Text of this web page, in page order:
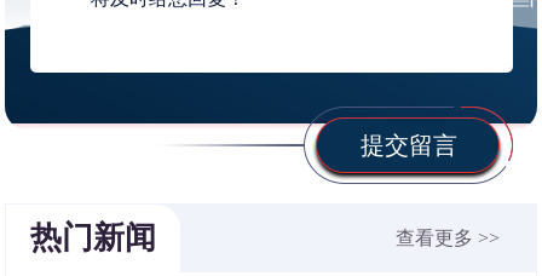
提交留言
热门新闻 查看更多 >>